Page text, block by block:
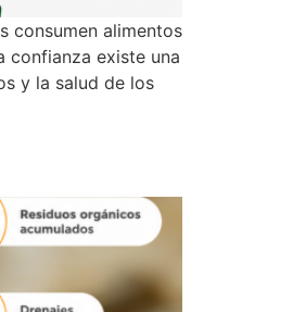
consumen alimentos
confianza existe una
y la salud de los